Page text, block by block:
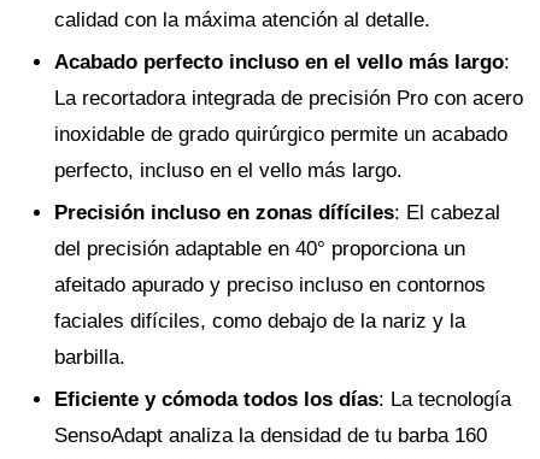
calidad con la máxima atención al detalle.
Acabado perfecto incluso en el vello más largo:
La recortadora integrada de precisión Pro con acero
inoxidable de grado quirúrgico permite un acabado
perfecto, incluso en el vello más largo.
Precisión incluso en zonas dífíciles: El cabezal
del precisión adaptable en 40° proporciona un
afeitado apurado y preciso incluso en contornos
faciales difíciles, como debajo de la nariz y la
barbilla.
Eficiente y cómoda todos los días: La tecnología
SensoAdapt analiza la densidad de tu barba 160